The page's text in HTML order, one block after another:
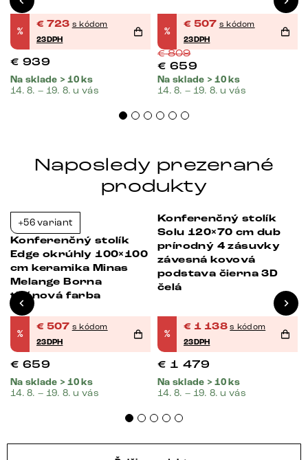
%
€ 723 s kódom
23DPH
€ 939
Na sklade > 10 ks
14. 8. – 19. 8. u vás
%
€ 507 s kódom
23DPH
€809
€ 659
Na sklade > 10 ks
14. 8. – 19. 8. u vás
Naposledy prezerané
produkty
+56 variant
Konferenčný stolík
Edge okrúhly 100×100
cm keramika Minas
Melange Borna
titánová farba
%
€ 507 s kódom
23DPH
€ 659
Na sklade > 10 ks
14. 8. – 19. 8. u vás
-23%
Konferenčný stolík
Solu 120×70 cm dub
prírodný 4 zásuvky
závesná kovová
podstava čierna 3D
čelá
%
€ 1 138 s kódom
23DPH
€ 1 479
Na sklade > 10 ks
14. 8. – 19. 8. u vás